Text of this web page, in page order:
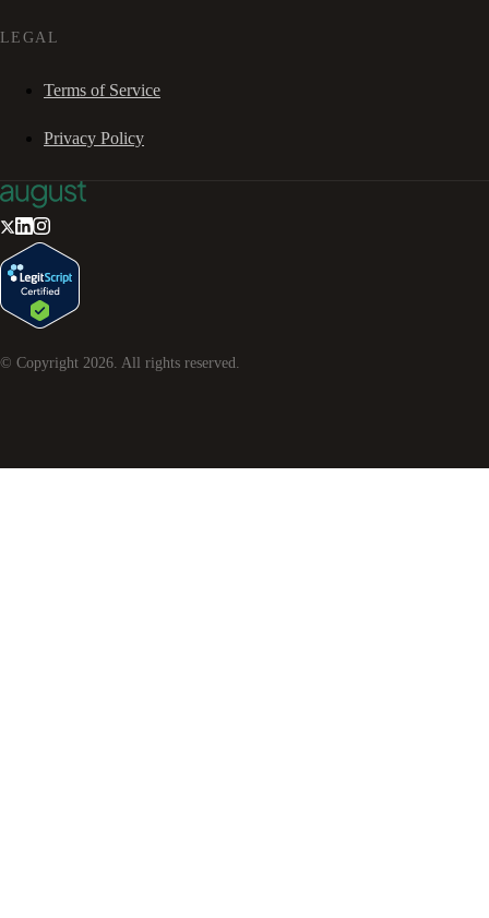
LEGAL
Terms of Service
Privacy Policy
© Copyright 2026 . All rights reserved.